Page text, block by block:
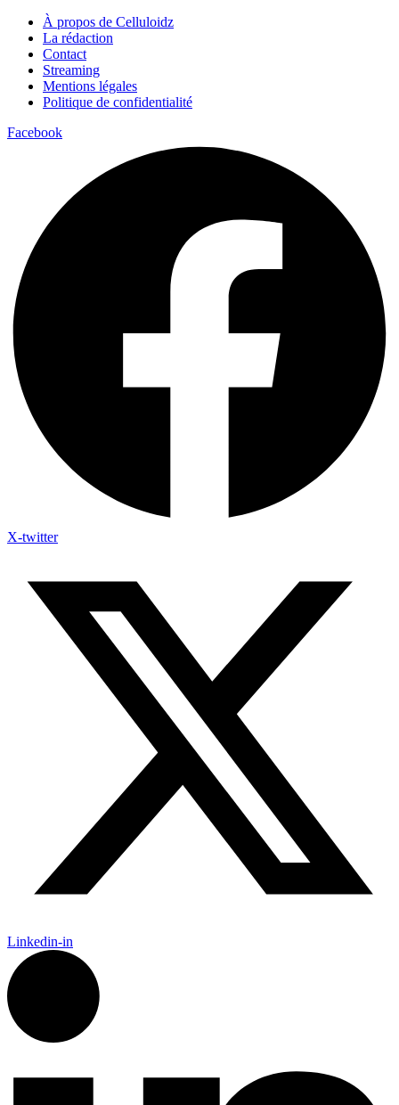
À propos de Celluloidz
La rédaction
Contact
Streaming
Mentions légales
Politique de confidentialité
Facebook
X-twitter
Linkedin-in